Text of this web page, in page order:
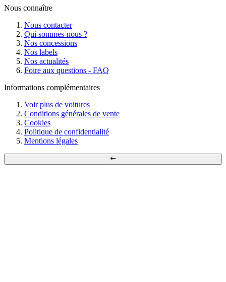
Nous connaître
Nous contacter
Qui sommes-nous ?
Nos concessions
Nos labels
Nos actualités
Foire aux questions - FAQ
Informations complémentaires
Voir plus de voitures
Conditions générales de vente
Cookies
Politique de confidentialité
Mentions légales